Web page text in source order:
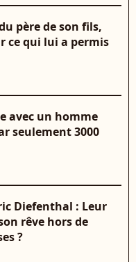
père de son fils,
ce qui lui a permis
avec un homme
seulement 3000
Diefenthal : Leur
rêve hors de
?